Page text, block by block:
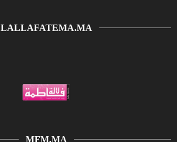
LALLAFATEMA.MA
MFM.MA